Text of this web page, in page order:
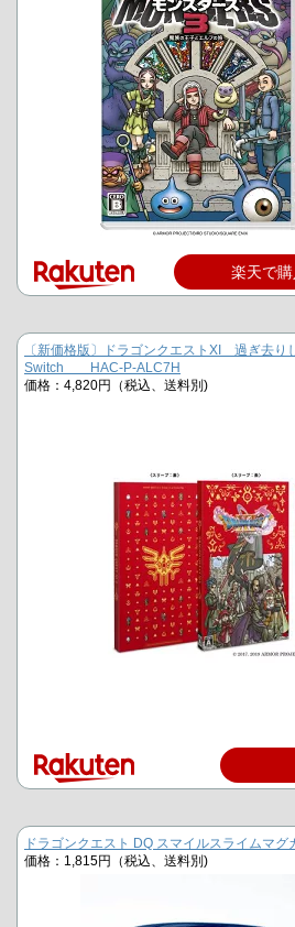
楽天で購
〔新価格版〕ドラゴンクエストXI 過ぎ去
Switch HAC-P-ALC7H
価格：4,820円（税込、送料別)
ドラゴンクエスト DQ スマイルスライムマ
価格：1,815円（税込、送料別)